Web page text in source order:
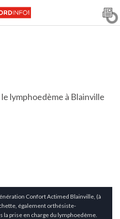
Confort Actimed Blainville, (à
également orthésiste-
la prise en charge du lymphoedème.